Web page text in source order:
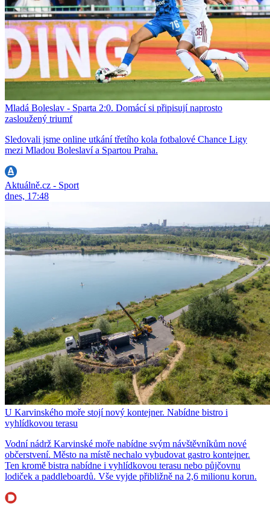
Mladá Boleslav - Sparta 2:0. Domácí si připisují naprosto
zasloužený triumf
Sledovali jsme online utkání třetího kola fotbalové Chance Ligy
mezi Mladou Boleslaví a Spartou Praha.
Aktuálně.cz - Sport
dnes, 17:48
U Karvinského moře stojí nový kontejner. Nabídne bistro i
vyhlídkovou terasu
Vodní nádrž Karvinské moře nabídne svým návštěvníkům nové
občerstvení. Město na místě nechalo vybudovat gastro kontejner.
Ten kromě bistra nabídne i vyhlídkovou terasu nebo půjčovnu
lodiček a paddleboardů. Vše vyjde přibližně na 2,6 milionu korun.